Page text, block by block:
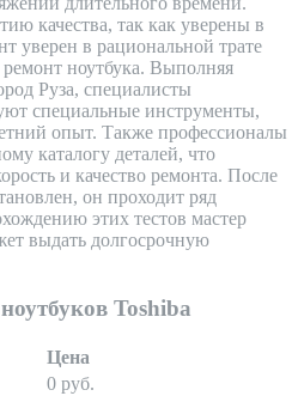
качества, так как уверены в
уверен в рациональной трате
ноутбука. Выполняя
Руза, специалисты
специальные инструменты,
опыт. Также профессионалы
каталогу деталей, что
и качество ремонта. После
он проходит ряд
этих тестов мастер
выдать долгосрочную
Toshiba
Цена
0 руб.